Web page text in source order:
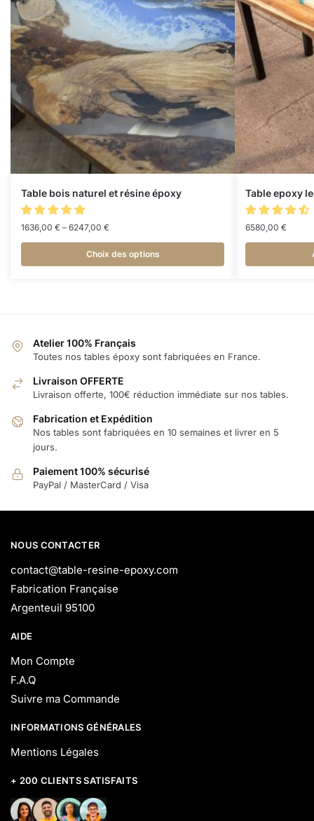
Table bois naturel et résine époxy
1636,00 € – 6247,00 €
Choix des options
Table epoxy
6580,00 €
Atelier 100% Français
Toutes nos tables époxy sont fabriquées en France.
Livraison OFFERTE
Livraison offerte, 100€ réduction immédiate sur nos tables.
Fabrication et Expédition
Nos tables sont fabriquées en 10 semaines et livrer en 5
jours.
Paiement 100% sécurisé
PayPal / MasterCard / Visa
NOUS CONTACTER
contact@table-resine-epoxy.com
Fabrication Française
Argenteuil 95100
AIDE
Mon Compte
F.A.Q
Suivre ma Commande
INFORMATIONS GÉNÉRALES
Mentions Légales
+ 200 CLIENTS SATISFAITS